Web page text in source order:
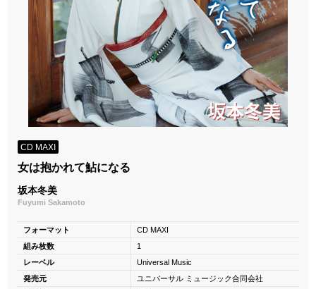
CD MAXI
女は抱かれて鮎になる
坂本冬美
Fuyumi Sakamoto
フォーマット
CD MAXI
組み枚数
1
レーベル
Universal Music
発売元
ユニバーサル ミュージック合同会社